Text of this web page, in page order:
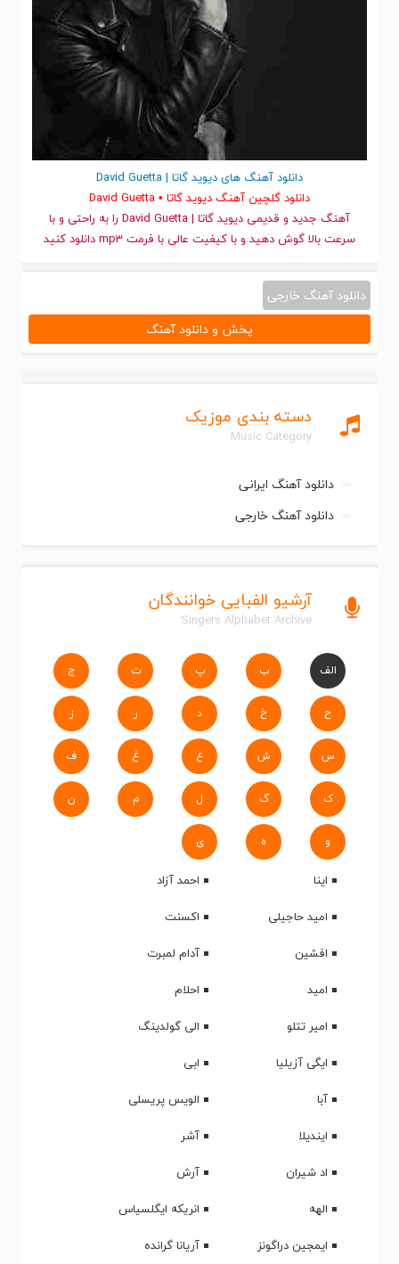
دسته بندی موزیک
Music Category
دانلود آهنگ ایرانی
دانلود آهنگ خارجی
آرشیو الفبایی خوانندگان
Singers Alphabet Archive
الف ب پ ت ج
ح خ د ر ز
س ش ع غ ف
ک گ ل م ن
و ه ی
اینا
احمد آزاد
امید حاجیلی
اکسنت
افشین
آدام لمبرت
امید
احلام
امیر تتلو
الی گولدینگ
ایگی آزیلیا
ابی
آبا
الویس پریسلی
ایندیلا
آشر
اد شیران
آرش
الهه
انریکه ایگلسیاس
ایمجین دراگونز
آریانا گرانده
دانلود آهنگ های دیوید گاتا | David Guetta
دانلود گلچین آهنگ دیوید گاتا • David Guetta
آهنگ جدید
و قدیمی دیوید گاتا | David Guetta را به راحتی و با
سرعت بالا گوش دهید و با کیفیت عالی با فرمت mp3 دانلود کنید
دانلود آهنگ خارجی
پخش و دانلود آهنگ